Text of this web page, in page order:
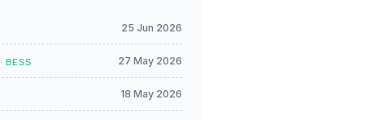
25 Jun 2026
· BESS 27 May 2026
18 May 2026